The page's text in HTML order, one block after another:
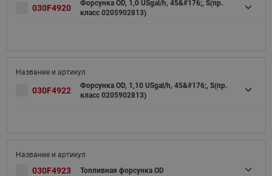
030F4920
Форсунка OD, 1,0 USgal/h, 45&#176;, S(пр.
класс 0205902813)
030F4922
Форсунка OD, 1,10 USgal/h, 45&#176;, S(пр.
класс 0205902813)
030F4923 Топливная форсунка OD